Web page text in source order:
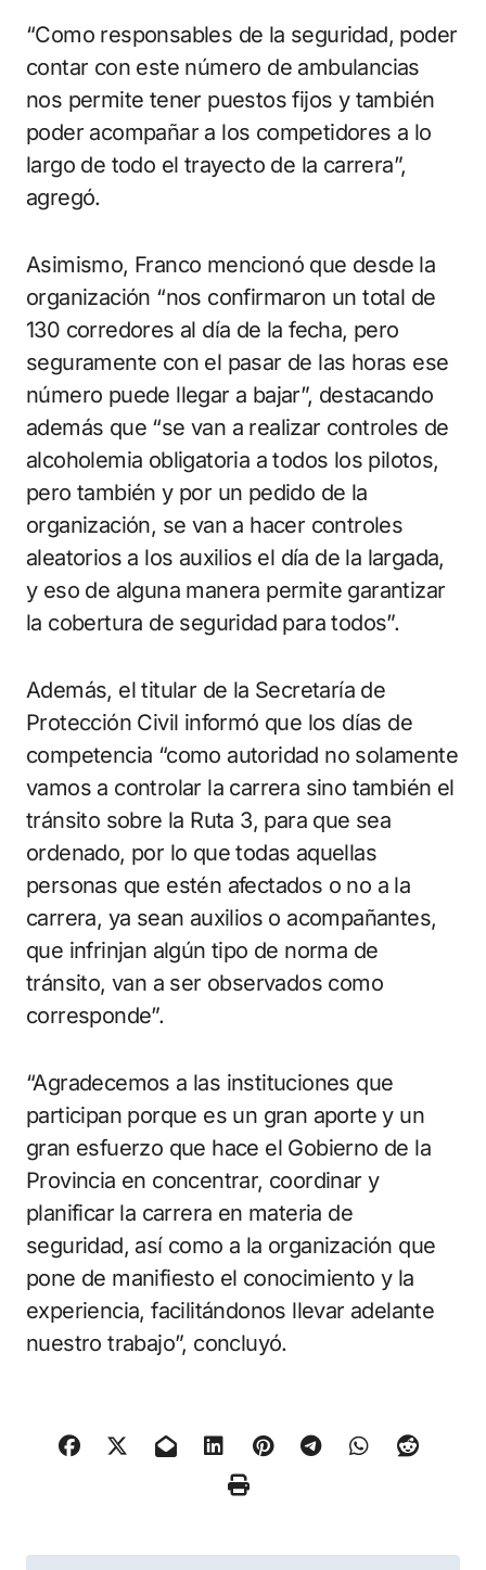
“Como responsables de la seguridad, poder
contar con este número de ambulancias
nos permite tener puestos fijos y también
poder acompañar a los competidores a lo
largo de todo el trayecto de la carrera”,
agregó.
Asimismo, Franco mencionó que desde la
organización “nos confirmaron un total de
130 corredores al día de la fecha, pero
seguramente con el pasar de las horas ese
número puede llegar a bajar”, destacando
además que “se van a realizar controles de
alcoholemia obligatoria a todos los pilotos,
pero también y por un pedido de la
organización, se van a hacer controles
aleatorios a los auxilios el día de la largada,
y eso de alguna manera permite garantizar
la cobertura de seguridad para todos”.
Además, el titular de la Secretaría de
Protección Civil informó que los días de
competencia “como autoridad no solamente
vamos a controlar la carrera sino también el
tránsito sobre la Ruta 3, para que sea
ordenado, por lo que todas aquellas
personas que estén afectados o no a la
carrera, ya sean auxilios o acompañantes,
que infrinjan algún tipo de norma de
tránsito, van a ser observados como
corresponde”.
“Agradecemos a las instituciones que
participan porque es un gran aporte y un
gran esfuerzo que hace el Gobierno de la
Provincia en concentrar, coordinar y
planificar la carrera en materia de
seguridad, así como a la organización que
pone de manifiesto el conocimiento y la
experiencia, facilitándonos llevar adelante
nuestro trabajo”, concluyó.